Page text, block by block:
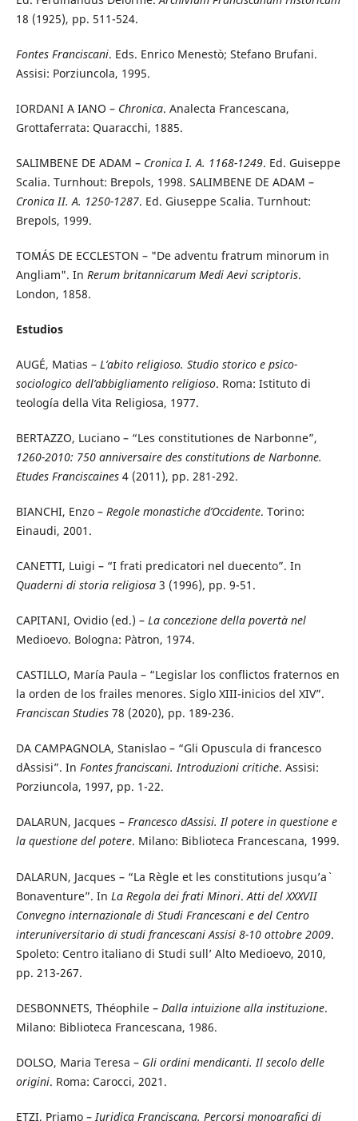
18 (1925), pp. 511-524.
Fontes Franciscani. Eds. Enrico Menestò; Stefano Brufani.
Assisi: Porziuncola, 1995.
IORDANI A IANO – Chronica. Analecta Francescana,
Grottaferrata: Quaracchi, 1885.
SALIMBENE DE ADAM – Cronica I. A. 1168-1249. Ed. Guiseppe
Scalia. Turnhout: Brepols, 1998. SALIMBENE DE ADAM –
Cronica II. A. 1250-1287. Ed. Giuseppe Scalia. Turnhout:
Brepols, 1999.
TOMÁS DE ECCLESTON – "De adventu fratrum minorum in
Angliam". In Rerum britannicarum Medi Aevi scriptoris.
London, 1858.
Estudios
AUGÉ, Matias – L’abito religioso. Studio storico e psico-
sociologico dell’abbigliamento religioso. Roma: Istituto di
teología della Vita Religiosa, 1977.
BERTAZZO, Luciano – “Les constitutiones de Narbonne”,
1260-2010: 750 anniversaire des constitutions de Narbonne.
Etudes Franciscaines4 (2011), pp. 281-292.
BIANCHI, Enzo – Regole monastiche d’Occidente. Torino:
Einaudi, 2001.
CANETTI, Luigi – “I frati predicatori nel duecento”. In
Quaderni di storia religiosa3 (1996), pp. 9-51.
CAPITANI, Ovidio (ed.) – La concezione della povertà nel
Medioevo. Bologna: Pàtron, 1974.
CASTILLO, María Paula – “Legislar los conflictos fraternos en
la orden de los frailes menores. Siglo XIII-inicios del XIV”.
Franciscan Studies78 (2020), pp. 189-236.
DA CAMPAGNOLA, Stanislao – “Gli Opuscula di francesco
d`Assisi”. In Fontes franciscani. Introduzioni critiche. Assisi:
Porziuncola, 1997, pp. 1-22.
DALARUN, Jacques – Francesco d´Assisi. Il potere in questione e
la questione del potere. Milano: Biblioteca Francescana, 1999.
DALARUN, Jacques – “La Règle et les constitutions jusqu’a`
Bonaventure”. In La Regola dei frati Minori. Atti del XXXVII
Convegno internazionale di Studi Francescani e del Centro
interuniversitario di studi francescani Assisi 8-10 ottobre 2009.
Spoleto: Centro italiano di Studi sull’ Alto Medioevo, 2010,
pp. 213-267.
DESBONNETS, Théophile – Dalla intuizione alla instituzione.
Milano: Biblioteca Francescana, 1986.
DOLSO, Maria Teresa – Gli ordini mendicanti. Il secolo delle
origini. Roma: Carocci, 2021.
ETZI, Priamo – Iuridica Franciscana. Percorsi monografici di